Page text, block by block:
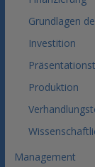
Grundlagen
Investition
Produktion
Management